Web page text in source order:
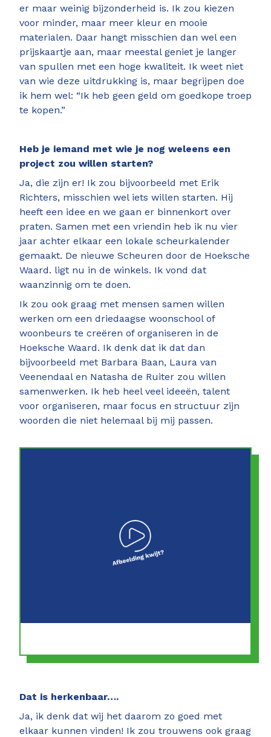
er maar weinig bijzonderheid is. Ik zou kiezen
voor minder, maar meer kleur en mooie
materialen. Daar hangt misschien dan wel een
prijskaartje aan, maar meestal geniet je langer
van spullen met een hoge kwaliteit. Ik weet niet
van wie deze uitdrukking is, maar begrijpen doe
ik hem wel: “Ik heb geen geld om goedkope troep
te kopen.”
Heb je iemand met wie je nog weleens een
project zou willen starten?
Ja, die zijn er! Ik zou bijvoorbeeld met Erik
Richters, misschien wel iets willen starten. Hij
heeft een idee en we gaan er binnenkort over
praten. Samen met een vriendin heb ik nu vier
jaar achter elkaar een lokale scheurkalender
gemaakt. De nieuwe Scheuren door de Hoeksche
Waard. ligt nu in de winkels. Ik vond dat
waanzinnig om te doen.
Ik zou ook graag met mensen samen willen
werken om een driedaagse woonschool of
woonbeurs te creëren of organiseren in de
Hoeksche Waard. Ik denk dat ik dat dan
bijvoorbeeld met Barbara Baan, Laura van
Veenendaal en Natasha de Ruiter zou willen
samenwerken. Ik heb heel veel ideeën, talent
voor organiseren, maar focus en structuur zijn
woorden die niet helemaal bij mij passen.
Dat is herkenbaar….
Ja, ik denk dat wij het daarom zo goed met
elkaar kunnen vinden! Ik zou trouwens ook graag